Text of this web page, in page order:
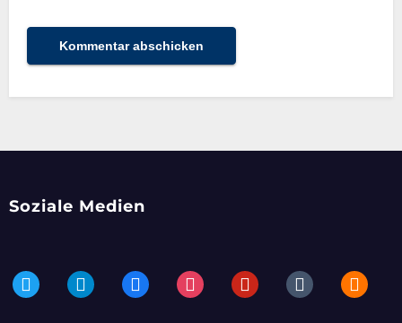
Soziale Medien
twitter telegramfacebookinstagrampinteresttumblr blogger